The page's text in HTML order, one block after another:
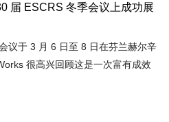
届 ESCRS 冬季会议上成功展
议于 3 月 6 日至 8 日在芬兰赫尔辛
很高兴回顾这是一次富有成效